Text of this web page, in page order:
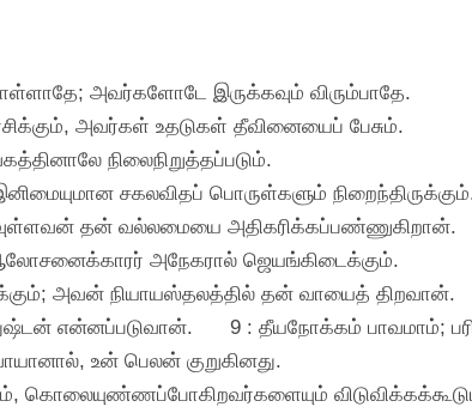
அவர்களோடே இருக்கவும் விரும்பாதே.
அவர்கள் உதடுகள் தீவினையைப் பேசும்.
நிலைநிறுத்தப்படும்.
சகலவிதப் பொருள்களும்
தன் வல்லமையை அதிகரிக்கப்பண்ணுகிறான்.
அநேகரால் ஜெயங்கிடைக்கும்.
அவன் நியாயஸ்தலத்தில் தன் வாயைத் திறவான்.
என்னப்படுவான்.
9 : தீயநோக்கம் பாவமாம்;
உன் பெலன் குறுகினது.
கொலையுண்ணப்போகிறவர்களையும்